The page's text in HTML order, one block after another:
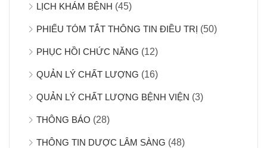
LỊCH KHÁM BỆNH (45)
PHIẾU TÓM TẮT THÔNG TIN ĐIỀU TRỊ (50)
PHỤC HỒI CHỨC NĂNG (12)
QUẢN LÝ CHẤT LƯỢNG (16)
QUẢN LÝ CHẤT LƯỢNG BỆNH VIỆN (3)
THÔNG BÁO (28)
THÔNG TIN DƯỢC LÂM SÀNG (48)